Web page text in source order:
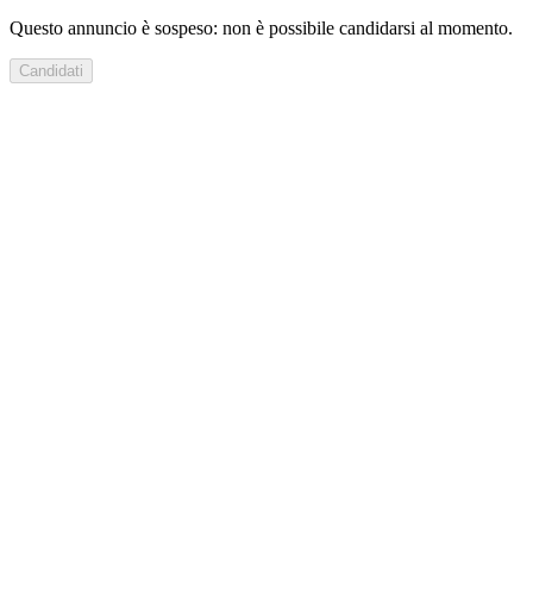
Questo annuncio è sospeso: non è possibile candidarsi al momento.
Candidati